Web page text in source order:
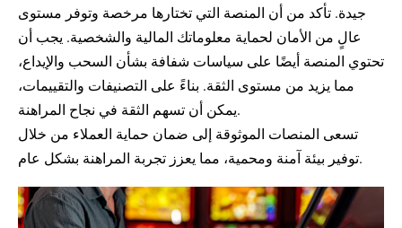
جيدة. تأكد من أن المنصة التي تختارها مرخصة وتوفر مستوى
عالٍ من الأمان لحماية معلوماتك المالية والشخصية. يجب أن
تحتوي المنصة أيضًا على سياسات شفافة بشأن السحب والإيداع،
مما يزيد من مستوى الثقة. بناءً على التصنيفات والتقييمات،
يمكن أن تسهم الثقة في نجاح المراهنة.
تسعى المنصات الموثوقة إلى ضمان حماية العملاء من خلال
توفير بيئة آمنة ومحمية، مما يعزز تجربة المراهنة بشكل عام.